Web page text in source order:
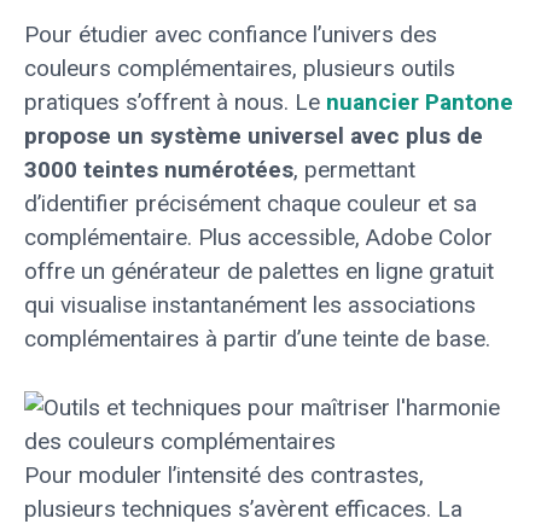
Pour étudier avec confiance l’univers des
couleurs complémentaires, plusieurs outils
pratiques s’offrent à nous. Le nuancier Pantone
propose un système universel avec plus de
3000 teintes numérotées, permettant
d’identifier précisément chaque couleur et sa
complémentaire. Plus accessible, Adobe Color
offre un générateur de palettes en ligne gratuit
qui visualise instantanément les associations
complémentaires à partir d’une teinte de base.
Pour moduler l’intensité des contrastes,
plusieurs techniques s’avèrent efficaces. La